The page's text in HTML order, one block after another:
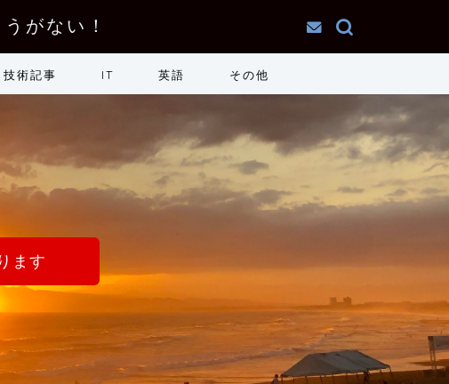
がない！
技術記事 IT 英語 その他
ます